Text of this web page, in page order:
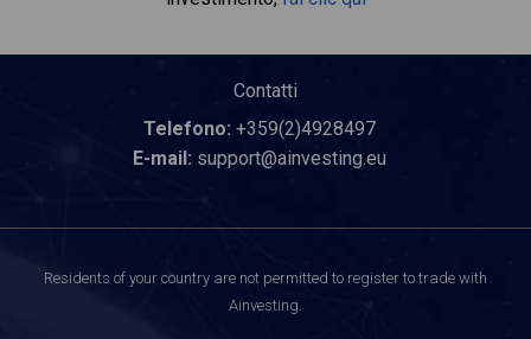
Contatti
Telefono: +359(2)4928497
E-mail: support@ainvesting.eu
Residents of your country are not permitted to register to trade with
Ainvesting.